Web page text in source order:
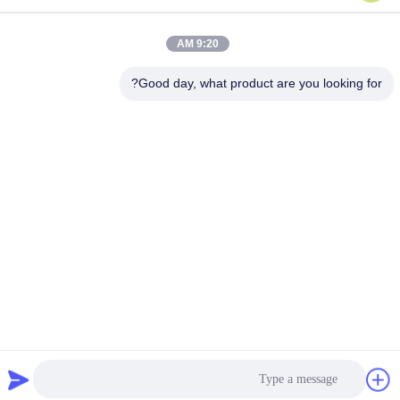
قاعدة الصناعة ، جنوب آنبينغ ، هنغشوى ، خبى ، جمهورية الصين الشعبية.
الهاتف
9:20 AM
Good day, what product are you looking for?